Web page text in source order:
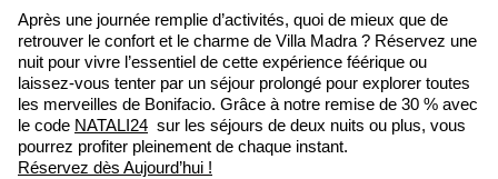
Après une journée remplie d’activités, quoi de mieux que de
retrouver le confort et le charme de Villa Madra ? Réservez une
nuit pour vivre l’essentiel de cette expérience féérique ou
laissez-vous tenter par un séjour prolongé pour explorer toutes
les merveilles de Bonifacio. Grâce à notre remise de 30 % avec
le code NATALI24 sur les séjours de deux nuits ou plus, vous
pourrez profiter pleinement de chaque instant.
Réservez dès Aujourd’hui !